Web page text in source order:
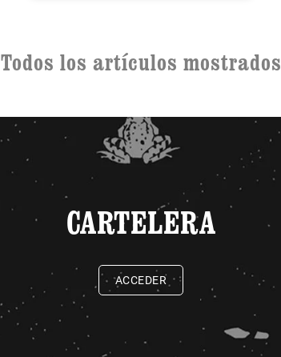
Todos los artículos mostrados
CARTELERA
ACCEDER